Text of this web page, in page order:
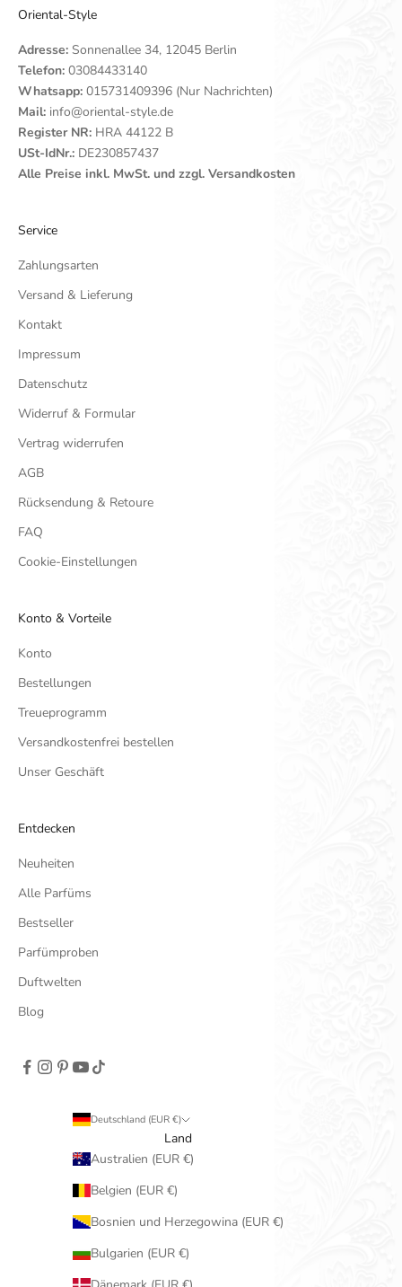
Oriental-Style
Adresse: Sonnenallee 34, 12045 Berlin
Telefon: 03084433140
Whatsapp: 015731409396 (Nur Nachrichten)
Mail: info@oriental-style.de
Register NR: HRA 44122 B
USt-IdNr.: DE230857437
Alle Preise inkl. MwSt. und zzgl. Versandkosten
Service
Zahlungsarten
Versand & Lieferung
Kontakt
Impressum
Datenschutz
Widerruf & Formular
Vertrag widerrufen
AGB
Rücksendung & Retoure
FAQ
Cookie-Einstellungen
Konto & Vorteile
Konto
Bestellungen
Treueprogramm
Versandkostenfrei bestellen
Unser Geschäft
Entdecken
Neuheiten
Alle Parfüms
Bestseller
Parfümproben
Duftwelten
Blog
Deutschland (EUR €)
Land
Australien (EUR €)
Belgien (EUR €)
Bosnien und Herzegowina (EUR €)
Bulgarien (EUR €)